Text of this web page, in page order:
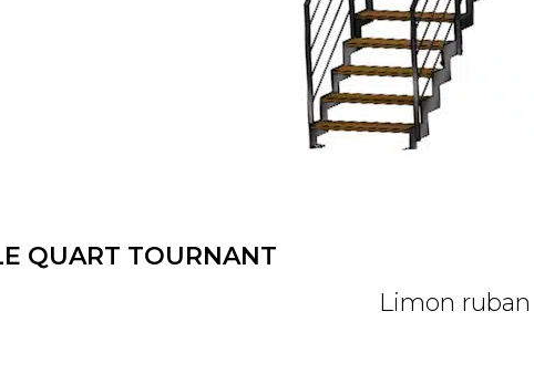
QUART TOURNANT
Limon ruban